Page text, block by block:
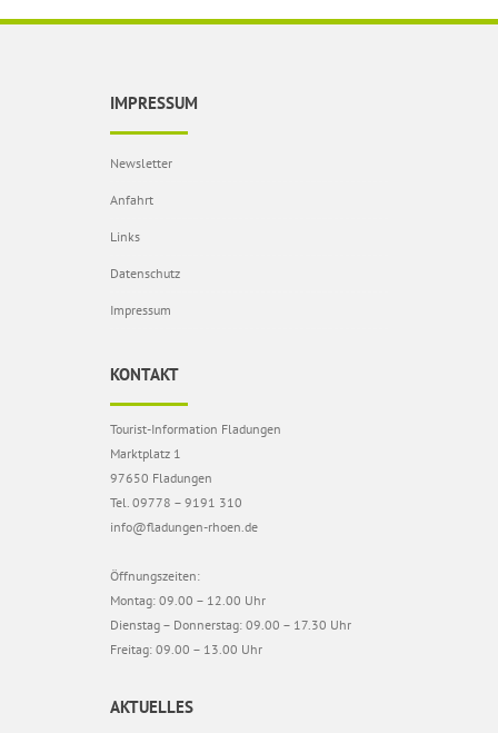
IMPRESSUM
Newsletter
Anfahrt
Links
Datenschutz
Impressum
KONTAKT
Tourist-Information Fladungen
Marktplatz 1
97650 Fladungen
Tel. 09778 – 9191 310
info@fladungen-rhoen.de
Öffnungszeiten:
Montag: 09.00 – 12.00 Uhr
Dienstag – Donnerstag: 09.00 – 17.30 Uhr
Freitag: 09.00 – 13.00 Uhr
AKTUELLES